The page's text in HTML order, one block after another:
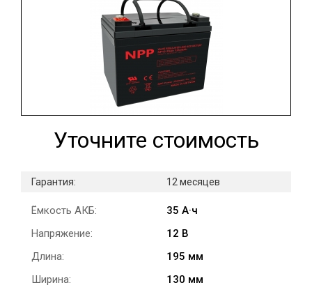
Уточните стоимость
Гарантия: 12 месяцев
Ёмкость АКБ:
35 А·ч
Напряжение:
12 В
Длина:
195 мм
Ширина:
130 мм